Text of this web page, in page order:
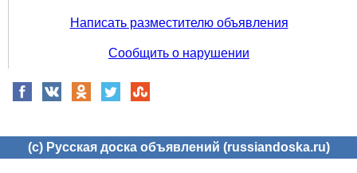
Написать разместителю объявления
Сообщить о нарушении
(c) Русская доска объявлений (russiandoska.ru)